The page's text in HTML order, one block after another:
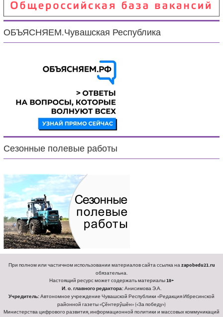
ОБЪЯСНЯЕМ.Чувашская Республика
Сезонные полевые работы
При полном или частичном использовании материалов сайта ссылка наzapobedu21.ru
обязательна.
Настоящий ресурс может содержать материалы18+
И. о. главного редактора:Анисимова Э.А.
Учредитель:Автономное учреждение Чувашской Республики «Редакция Ибресинской
районной газеты «Ҫӗнтерӳшӗн» («За победу»)
Министерства цифрового развития, информационной политики и массовых коммуникаций